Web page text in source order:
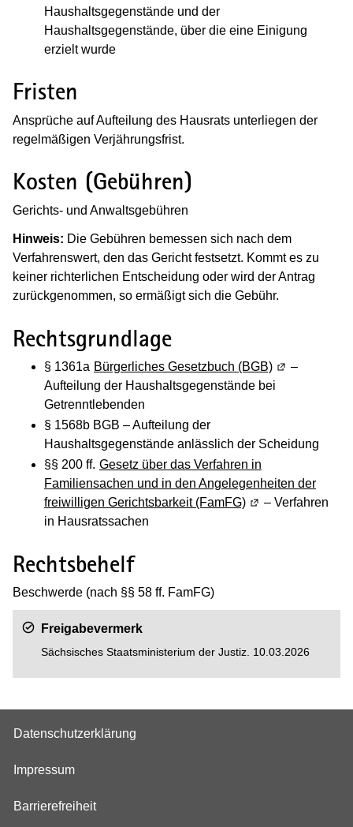
Haushaltsgegenstände und der
Haushaltsgegenstände, über die eine Einigung
erzielt wurde
Fristen
Ansprüche auf Aufteilung des Hausrats unterliegen der
regelmäßigen Verjährungsfrist.
Kosten (Gebühren)
Gerichts- und Anwaltsgebühren
Hinweis: Die Gebühren bemessen sich nach dem
Verfahrenswert, den das Gericht festsetzt. Kommt es zu
keiner richterlichen Entscheidung oder wird der Antrag
zurückgenommen, so ermäßigt sich die Gebühr.
Rechtsgrundlage
§ 1361a Bürgerliches Gesetzbuch (BGB) (Wird in
–
Aufteilung der Haushaltsgegenstände bei
Getrenntlebenden
§ 1568b BGB – Aufteilung der
Haushaltsgegenstände anlässlich der Scheidung
§§ 200 ff. Gesetz über das Verfahren in
Familiensachen und in den Angelegenheiten der
freiwilligen Gerichtsbarkeit (FamFG) (Wird in einem
– Verfahren
in Hausratssachen
Rechtsbehelf
Beschwerde (nach §§ 58 ff. FamFG)
Freigabevermerk
Sächsisches Staatsministerium der Justiz. 10.03.2026
Datenschutzerklärung
Impressum
Barrierefreiheit